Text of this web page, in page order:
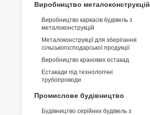
Виробництво металоконструкцій
Виробництво каркасів будівель з
металоконструкцій
Металоконструкції для зберігання
сільськогосподарської продукції
Виробництво кранових естакад
Естакади під технологічні
трубопроводи
Промислове будівництво
Будівництво серійних будівель з